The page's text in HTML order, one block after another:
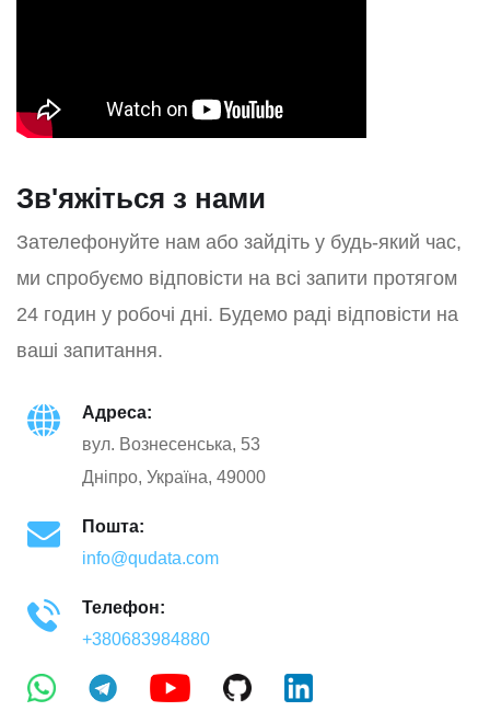
Зв'яжіться з нами
Зателефонуйте нам або зайдіть у будь-який час,
ми спробуємо відповісти на всі запити протягом
24 годин у робочі дні. Будемо раді відповісти на
ваші запитання.
Адреса:
вул. Вознесенська, 53
Дніпро, Україна, 49000
Пошта:
info@qudata.com
Телефон:
+380683984880